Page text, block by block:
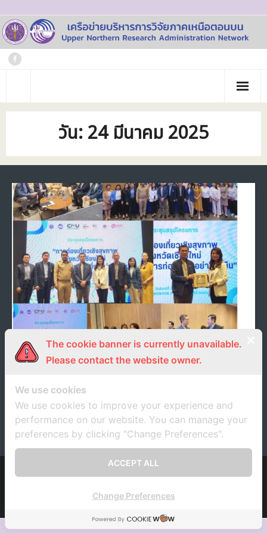
Skip
to
content
หน้าแรก
เกี่ยวกับเรา
- คณะทำงาน
- บุคลากร
- สถาบันสมาชิก
- ภารกิจเครือข่าย
- CE
ภาพกิจกรรม
วารสาร
ข้อมูลโครงการวิจัย
ติดต่อเรา
วัน:24 มีนาคม 2025
ศ.ดร.สัญชัย จตุรสิทธา ประธานเครือข่ายฯ ร่วมเป็น
ประธานในพิธีเปิดการประชุมสรุปโครงการ “การท่อง
เที่ยวอย่างยั่งยืน”
24 มีนาคม 2025 unrn ข่าวประชาสัมพันธ์
The cookie banner is currently unavailable.
Please contact the website owner.
We use cookies
We use cookies to improve your experience and
performance on our website. You can manage your
preferences by clicking "Change Preferences".
ACCEPT ALL
Change Preferences